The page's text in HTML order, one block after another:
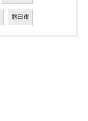
磐田市